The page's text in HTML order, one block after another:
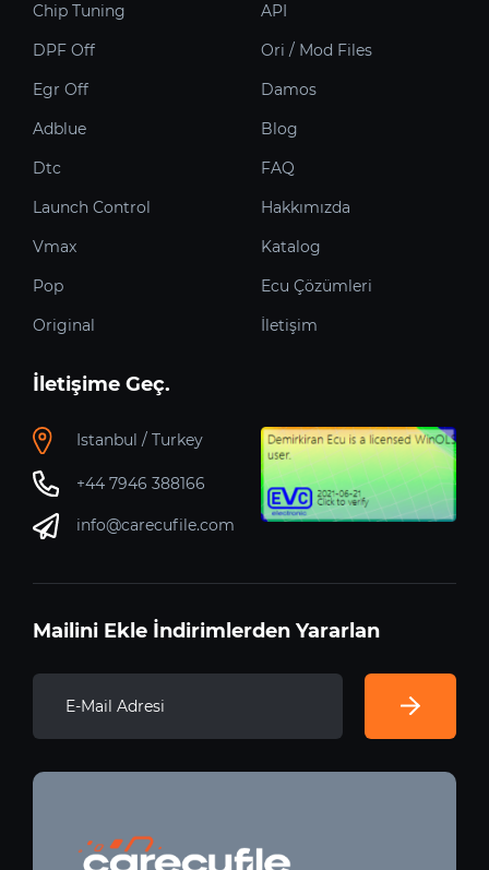
Chip Tuning
DPF Off
Egr Off
Adblue
Dtc
Launch Control
Vmax
Pop
Original
API
Ori / Mod Files
Damos
Blog
FAQ
Hakkımızda
Katalog
Ecu Çözümleri
İletişim
İletişime Geç.
Istanbul / Turkey
+44 7946 388166
info@carecufile.com
Mailini Ekle İndirimlerden Yararlan